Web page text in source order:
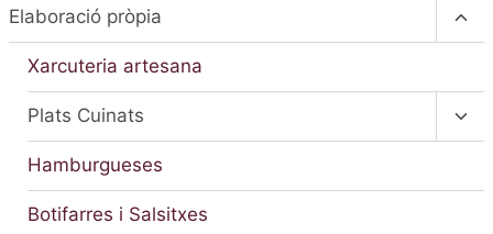
Elaboració pròpia
el
Xarcuteria artesana
Plats Cuinats
el
Hamburgueses
Botifarres i Salsitxes